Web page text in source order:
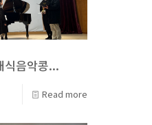
식음악콩...
Read more